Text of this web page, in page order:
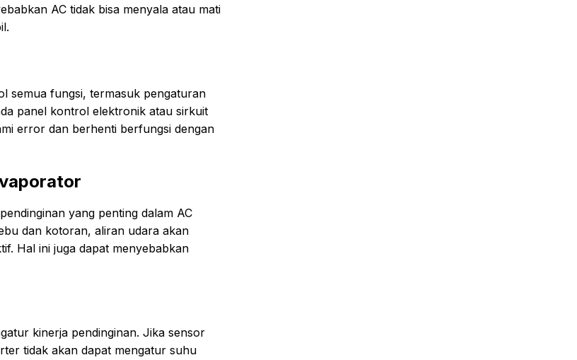
AC tidak bisa menyala atau mati
semua fungsi, termasuk pengaturan
panel kontrol elektronik atau sirkuit
error dan berhenti berfungsi dengan
yang penting dalam AC
dan kotoran, aliran udara akan
Hal ini juga dapat menyebabkan
kinerja pendinginan. Jika sensor
tidak akan dapat mengatur suhu